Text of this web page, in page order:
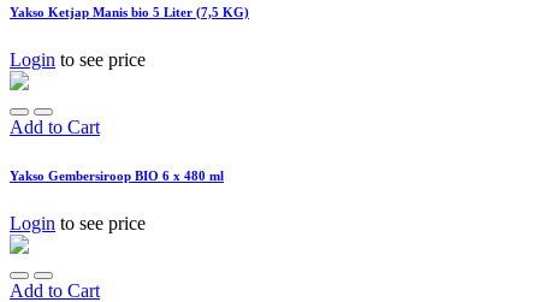
Yakso Ketjap Manis bio 5 Liter (7,5 KG)
Login to see price
Add to Cart
Yakso Gembersiroop BIO 6 x 480 ml
Login to see price
Add to Cart